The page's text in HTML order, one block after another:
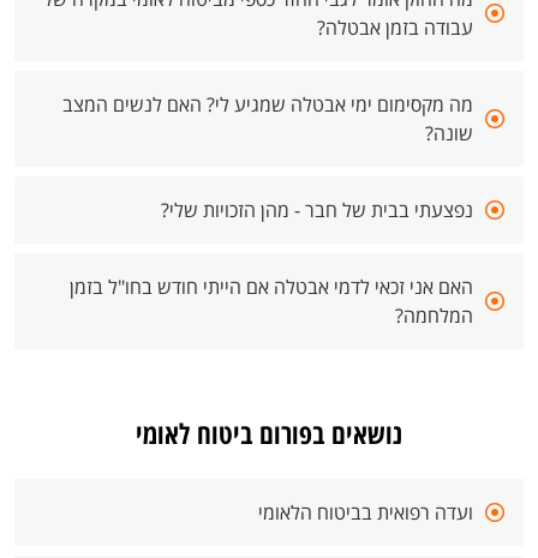
עבודה בזמן אבטלה?
מה מקסימום ימי אבטלה שמגיע לי? האם לנשים המצב
שונה?
נפצעתי בבית של חבר - מהן הזכויות שלי?
האם אני זכאי לדמי אבטלה אם הייתי חודש בחו"ל בזמן
המלחמה?
נושאים בפורום ביטוח לאומי
ועדה רפואית בביטוח הלאומי